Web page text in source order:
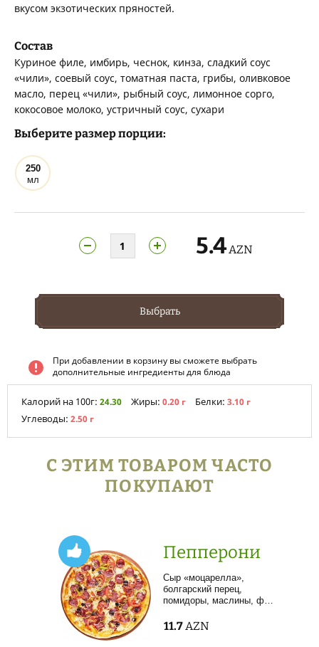
вкусом экзотических пряностей.
Состав
Куриное филе, имбирь, чеснок, кинза, сладкий соус
«чили», соевый соус, томатная паста, грибы, оливковое
масло, перец «чили», рыбный соус, лимонное сорго,
кокосовое молоко, устричный соус, сухари
Выберите размер порции:
250
мл
5.4AZN
Выбрать
При добавлении в корзину вы сможете выбрать
дополнительные ингредиенты для блюда
Калорий на 100г: 24.30 Жиры: 0.20 г Белки: 3.10 г
Углеводы: 2.50 г
С ЭТИМ ТОВАРОМ ЧАСТО
ПОКУПАЮТ
Пепперони
Сыр «моцарелла»,
болгарский перец,
помидоры, маслины, ф…
11.7 AZN